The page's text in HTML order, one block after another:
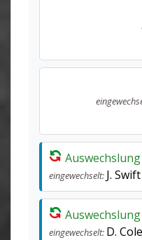
Auswechslung
eingewechselt: J. Swift
Auswechslung
eingewechselt: D. Cole